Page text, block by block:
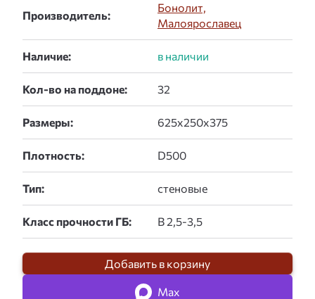
Производитель:
Бонолит,
Малоярославец
Наличие:
Кол-во на поддоне:
Размеры:
Плотность:
Тип:
Класс прочности ГБ:
Добавить в корзину
Max